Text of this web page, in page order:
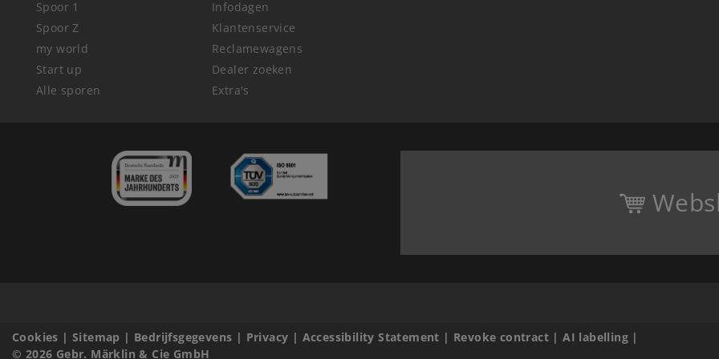
Spoor 1
Spoor Z
my world
Start up
Alle sporen
Infodagen
Klantenservice
Reclamewagens
Dealer zoeken
Extra's
Cookies |Sitemap | Bedrijfsgegevens | Privacy | Accessibility Statement | Revoke contract |AI labelling |
© 2026 Gebr. Märklin & Cie GmbH